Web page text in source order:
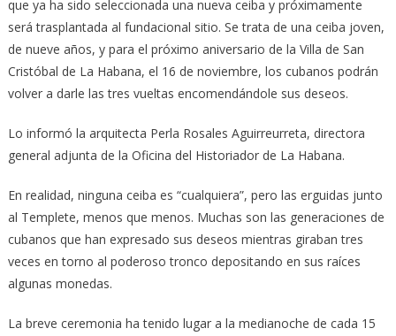
que ya ha sido seleccionada una nueva ceiba y próximamente
será trasplantada al fundacional sitio. Se trata de una ceiba joven,
de nueve años, y para el próximo aniversario de la Villa de San
Cristóbal de La Habana, el 16 de noviembre, los cubanos podrán
volver a darle las tres vueltas encomendándole sus deseos.
Lo informó la arquitecta Perla Rosales Aguirreurreta, directora
general adjunta de la Oficina del Historiador de La Habana.
En realidad, ninguna ceiba es “cualquiera”, pero las erguidas junto
al Templete, menos que menos. Muchas son las generaciones de
cubanos que han expresado sus deseos mientras giraban tres
veces en torno al poderoso tronco depositando en sus raíces
algunas monedas.
La breve ceremonia ha tenido lugar a la medianoche de cada 15